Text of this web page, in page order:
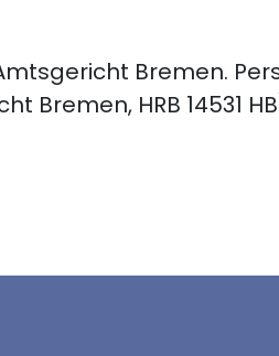
Bremen.
Bremen, HRB 14531